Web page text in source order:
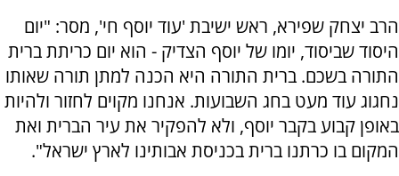
הרב יצחק שפירא, ראש ישיבת 'עוד יוסף חי', מסר: "יום
היסוד שביסוד, יומו של יוסף הצדיק - הוא יום כריתת ברית
התורה בשכם. ברית התורה היא הכנה למתן תורה שאותו
נחגוג עוד מעט בחג השבועות. אנחנו מקוים לחזור ולהיות
באופן קבוע בקבר יוסף, ולא להפקיר את עיר הברית ואת
המקום בו כרתנו ברית בכניסת אבותינו לארץ ישראל".